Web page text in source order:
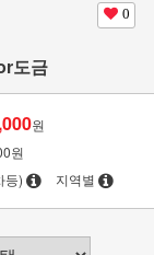
0
도금
원
원
등) 지역별